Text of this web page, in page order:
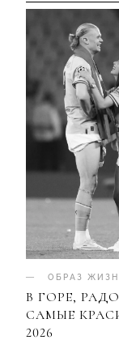
ОБРАЗ
В ГОРЕ,
САМЫЕ
2026